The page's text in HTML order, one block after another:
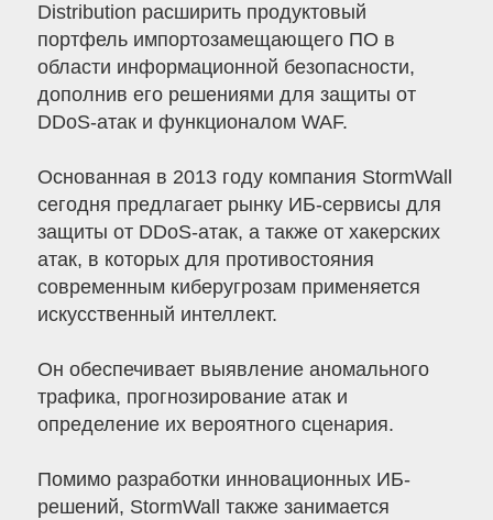
Distribution расширить продуктовый
портфель импортозамещающего ПО в
области информационной безопасности,
дополнив его решениями для защиты от
DDoS-атак и функционалом WAF.
Основанная в 2013 году компания StormWall
сегодня предлагает рынку ИБ-сервисы для
защиты от DDoS-атак, а также от хакерских
атак, в которых для противостояния
современным киберугрозам применяется
искусственный интеллект.
Он обеспечивает выявление аномального
трафика, прогнозирование атак и
определение их вероятного сценария.
Помимо разработки инновационных ИБ-
решений, StormWall также занимается